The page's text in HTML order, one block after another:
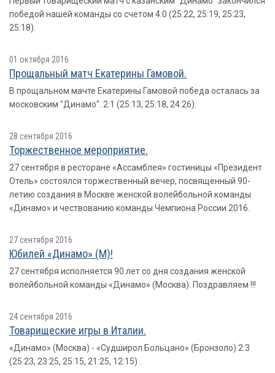
победой нашей команды со счетом 4:0 (25:22, 25:19, 25:23,
25:18).
01 октября 2016
Прощальный матч Екатерины Гамовой.
В прощальном мачте Екатерины Гамовой победа осталась за
московским "Динамо". 2:1 (25:13, 25:18, 24:26).
28 сентября 2016
Торжественное мероприятие.
27 сентября в ресторане «Ассамблея» гостиницы «Президент
Отель» состоялся торжественный вечер, посвященный 90-
летию создания в Москве женской волейбольной команды
«Динамо» и чествованию команды Чемпиона России 2016.
27 сентября 2016
Юбилей «Динамо» (М)!
27 сентября исполняется 90 лет со дня создания женской
волейбольной команды «Динамо» (Москва). Поздравляем !!!
24 сентября 2016
Товарищеские игры в Италии.
«Динамо» (Москва) - «Судширол Больцано» (Бронзоло) 2:3
(25:23, 23:25, 25:15, 21:25, 12:15) .